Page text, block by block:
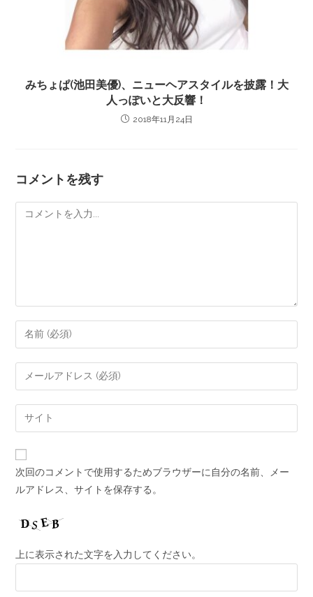
みちょぱ(池田美優)、ニューヘアスタイルを披露！大
人っぽいと大反響！
2018年11月24日
コメントを残す
次回のコメントで使用するためブラウザーに自分の名前、メー
ルアドレス、サイトを保存する。
上に表示された文字を入力してください。